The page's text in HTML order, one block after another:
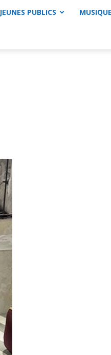
JEUNES PUBLICS MUSIQUE